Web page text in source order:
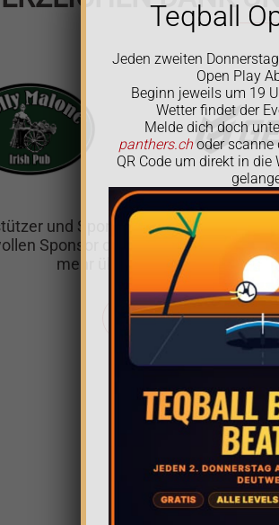
und Sponsoren angewiesen.
Sponsor der Winti Panthers
mehr über unsere Philosophie
KONTAKTANFRAGE
Teqball
Jeden zweiten
Open Play
Beginn jeweils um 19
Wetter findet der
Melde dich doch
panthers.choder scanne
QR Code um direkt in die